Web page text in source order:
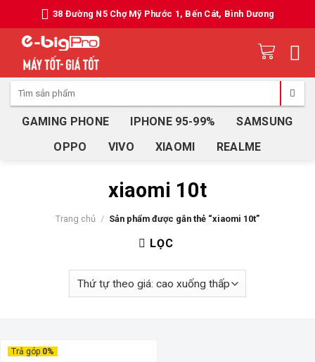
to
content
38 Đường N5 Chợ Mỹ Phước 1, Bến Cát, Bình Dương
GAMING PHONE IPHONE 95-99%
SAMSUNG
OPPO
VIVO XIAOMI REALME
xiaomi 10t
Trang chủ / Sản phẩm được gắn thẻ “xiaomi 10t”
LỌC
Trả góp 0%